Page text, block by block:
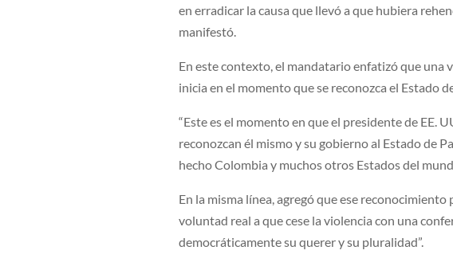
en erradicar la causa que llevó a que hubiera
manifestó.
En este contexto, el mandatario enfatizó que una
inicia en el momento que se reconozca el Estado
“Este es el momento en que el presidente de EE.
reconozcan él mismo y su gobierno al Estado de
hecho Colombia y muchos otros Estados del
En la misma línea, agregó que ese
voluntad real a que cese la violencia con una
democráticamente su querer y su pluralidad”.